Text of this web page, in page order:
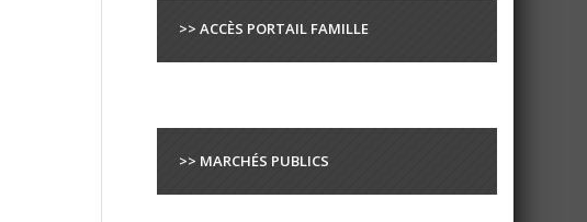
>> ACCÈS PORTAIL FAMILLE
>> MARCHÉS PUBLICS